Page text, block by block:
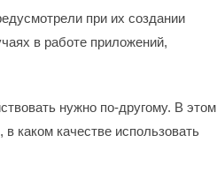
при их создании
в работе приложений,
нужно по-другому. В этом
каком качестве использовать